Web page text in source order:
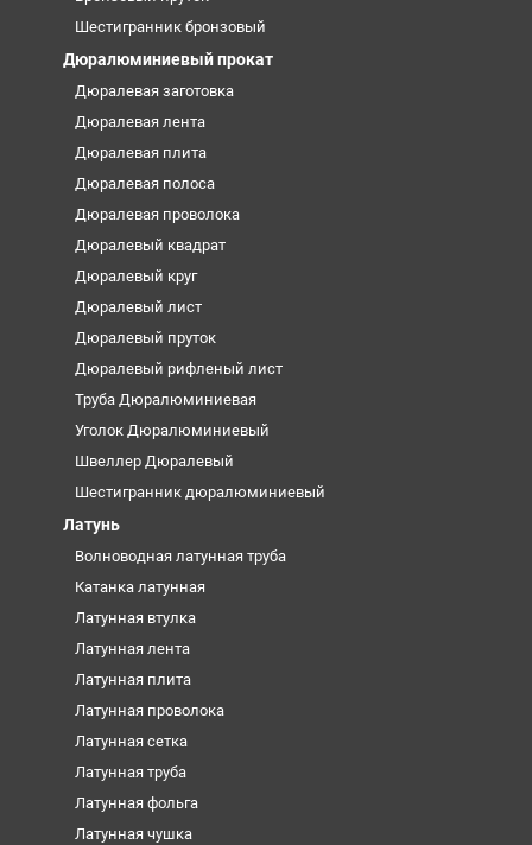
Шестигранник бронзовый
Дюралюминиевый прокат
Дюралевая заготовка
Дюралевая лента
Дюралевая плита
Дюралевая полоса
Дюралевая проволока
Дюралевый квадрат
Дюралевый круг
Дюралевый лист
Дюралевый пруток
Дюралевый рифленый лист
Труба Дюралюминиевая
Уголок Дюралюминиевый
Швеллер Дюралевый
Шестигранник дюралюминиевый
Латунь
Волноводная латунная труба
Катанка латунная
Латунная втулка
Латунная лента
Латунная плита
Латунная проволока
Латунная сетка
Латунная труба
Латунная фольга
Латунная чушка